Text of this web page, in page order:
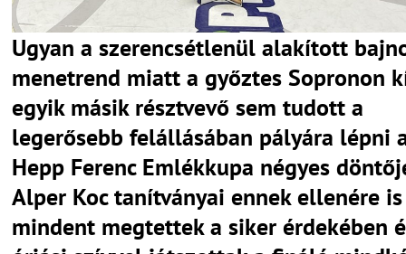
Ugyan a szerencsétlenül alakított
menetrend miatt a győztes Sopronon
egyik másik résztvevő sem tudott a
legerősebb felállásában pályára lépni
Hepp Ferenc Emlékkupa négyes
Alper Koc tanítványai ennek ellenére is
mindent megtettek a siker érdekében